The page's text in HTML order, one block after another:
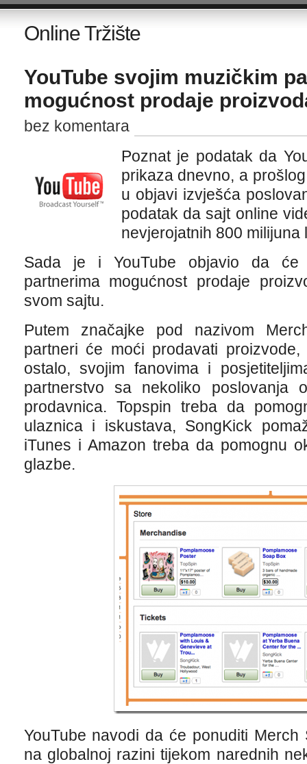
Online Tržište
YouTube svojim muzičkim
mogućnost prodaje
bez komentara
Poznat je podatak da
prikaza dnevno, a
u objavi izvješća
podatak da sajt online
nevjerojatnih 800 milijuna
Sada je i YouTube objavio da će
partnerima mogućnost prodaje
svom sajtu.
Putem značajke pod nazivom
partneri će moći prodavati
ostalo, svojim fanovima i
partnerstvo sa nekoliko poslovanja
prodavnica. Topspin treba da
ulaznica i iskustava, SongKick
iTunes i Amazon treba da pomognu
glazbe.
YouTube navodi da će ponuditi Merch
na globalnoj razini tijekom narednih